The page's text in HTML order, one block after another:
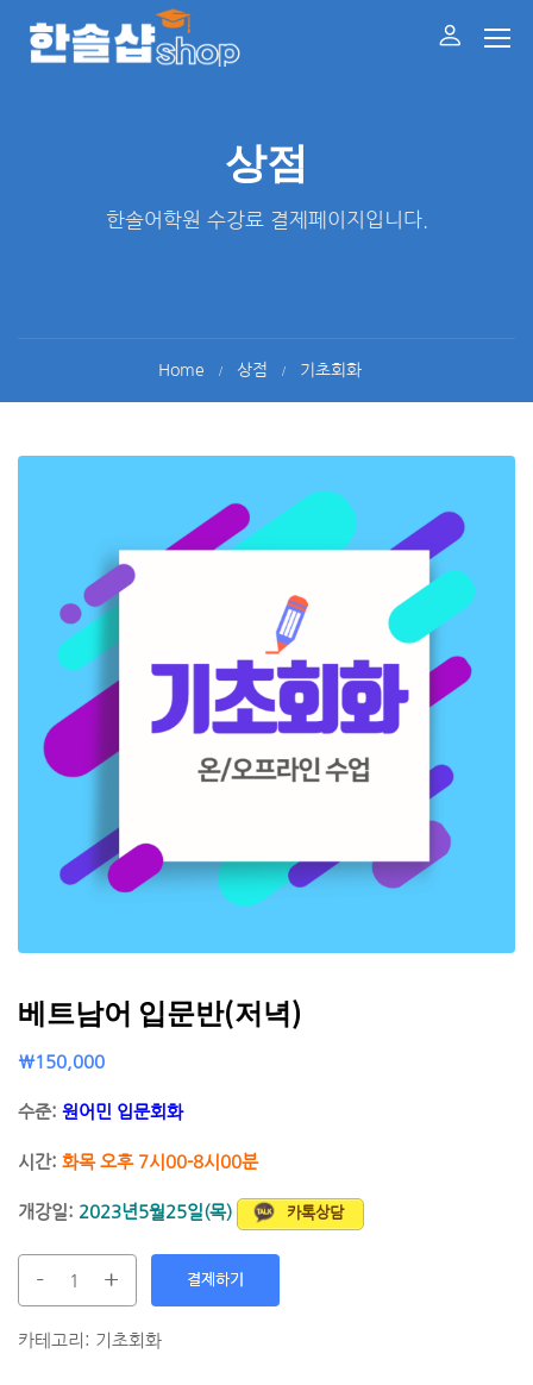
상점
한솔어학원 수강료 결제페이지입니다.
Home 상점 기초회화
베트남어 입문반(저녁)
₩150,000
수준: 원어민 입문회화
시간: 화목 오후 7시00-8시00분
개강일: 2023년5월25일(목) 카톡상담
- + 결제하기
카테고리: 기초회화